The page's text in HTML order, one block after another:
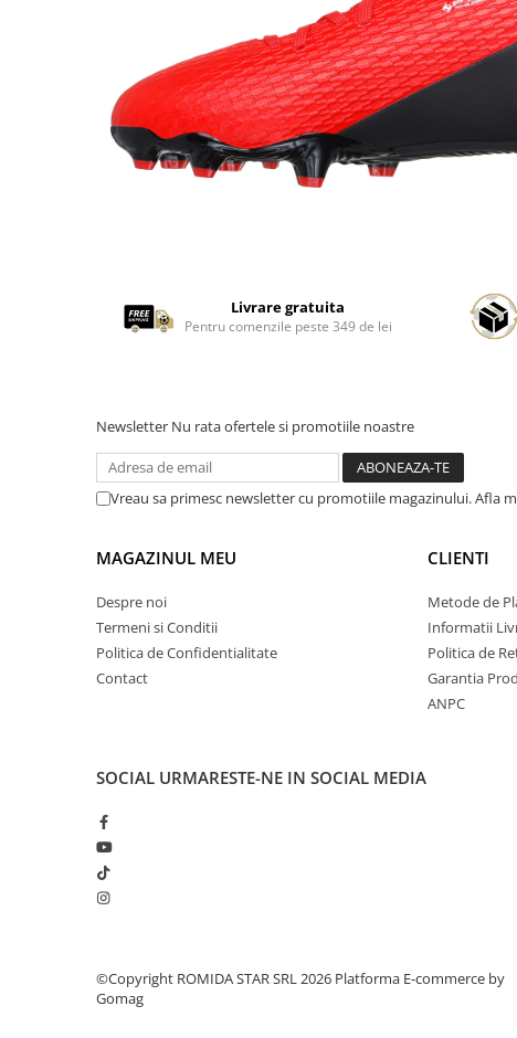
Livrare gratuita
Pentru comenzile peste 349 de lei
Newsletter Nu rata ofertele si promotiile noastre
Vreau sa primesc newsletter cu promotiile magazinului. Afla
MAGAZINUL MEU
Despre noi
Termeni si Conditii
Politica de Confidentialitate
Contact
CLIENTI
Metode de
Informatii
Politica de
Garantia
ANPC
SOCIAL URMARESTE-NE IN SOCIAL MEDIA
©Copyright ROMIDA STAR SRL 2026 Platforma E-commerce by
Gomag